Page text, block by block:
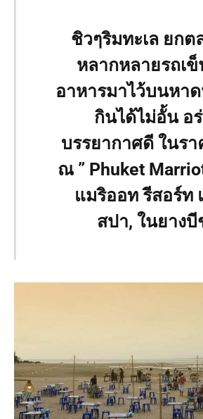
ชิวๆริมทะเล ยกต
หลากหลายรถเ
อาหารมาไว้บนหา
กินได้ไม่อั้น อ
บรรยากาศดี ในรา
ณ ” Phuket
แมริออท รีสอร์ท
สปา, ในยางบี